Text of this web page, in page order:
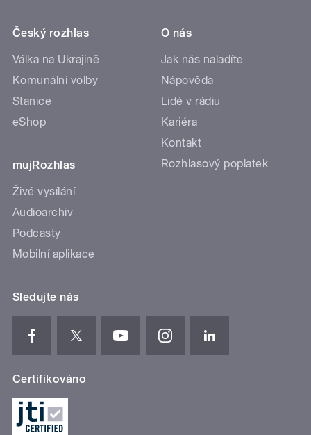
Český rozhlas
Válka na Ukrajině
Komunální volby
Stanice
eShop
mujRozhlas
Živé vysílání
Audioarchiv
Podcasty
Mobilní aplikace
O nás
Jak nás naladíte
Nápověda
Lidé v rádiu
Kariéra
Kontakt
Rozhlasový poplatek
Sledujte nás
Certifikováno